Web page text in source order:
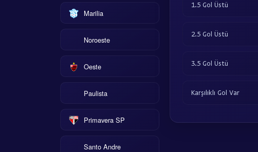
Marilia
Noroeste
Oeste
Paulista
Primavera SP
Santo Andre
1.5 Gol Üstü
2.5 Gol Üstü
3.5 Gol Üstü
Karşılıklı Gol Var